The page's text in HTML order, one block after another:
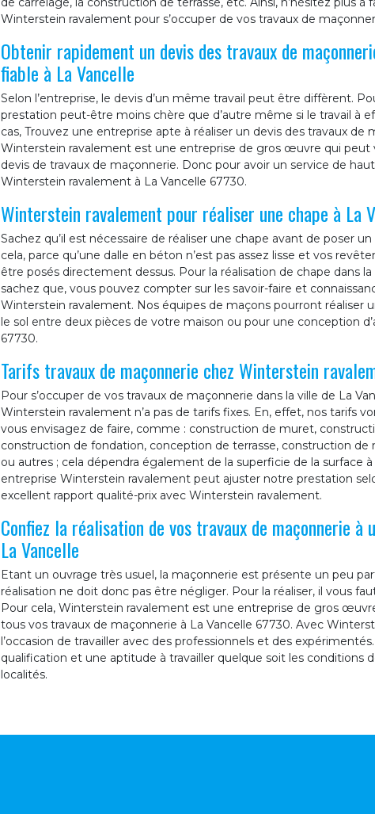
Winterstein ravalement pour s’occuper de vos travaux de
Obtenir rapidement un devis des travaux de
fiable à La Vancelle
Selon l’entreprise, le devis d’un même travail peut être diffèrent.
prestation peut-être moins chère que d’autre même si le travail à
cas, Trouvez une entreprise apte à réaliser un devis des travaux de
Winterstein ravalement est une entreprise de gros œuvre qui
devis de travaux de maçonnerie. Donc pour avoir un service de
Winterstein ravalement à La Vancelle 67730.
Winterstein ravalement pour réaliser une chape à La
Sachez qu’il est nécessaire de réaliser une chape avant de poser
cela, parce qu’une dalle en béton n’est pas assez lisse et vos
être posés directement dessus. Pour la réalisation de chape dans la
sachez que, vous pouvez compter sur les savoir-faire et
Winterstein ravalement. Nos équipes de maçons pourront réaliser
le sol entre deux pièces de votre maison ou pour une conception
67730.
Tarifs travaux de maçonnerie chez Winterstein
Pour s’occuper de vos travaux de maçonnerie dans la ville de La
Winterstein ravalement n’a pas de tarifs fixes. En, effet, nos tarifs
vous envisagez de faire, comme : construction de muret,
construction de fondation, conception de terrasse, construction de
ou autres ; cela dépendra également de la superficie de la surface
entreprise Winterstein ravalement peut ajuster notre prestation
excellent rapport qualité-prix avec Winterstein ravalement.
Confiez la réalisation de vos travaux de maçonnerie à
La Vancelle
Etant un ouvrage très usuel, la maçonnerie est présente un peu
réalisation ne doit donc pas être négliger. Pour la réaliser, il vous
Pour cela, Winterstein ravalement est une entreprise de gros
tous vos travaux de maçonnerie à La Vancelle 67730. Avec
l’occasion de travailler avec des professionnels et des
qualification et une aptitude à travailler quelque soit les conditions
localités.